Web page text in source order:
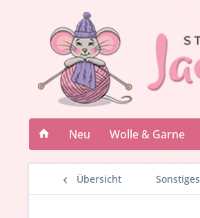
Neu Wolle & Garne
Übersicht Sonstiges